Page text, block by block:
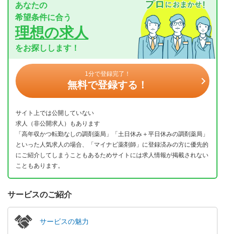
あなたの
希望条件に合う
理想の求人
をお探しします！
1分で登録完了！
無料で登録する！
サイト上では公開していない
求人（非公開求人）もあります
「高年収かつ転勤なしの調剤薬局」「土日休み＋平日休みの調剤薬局」
といった人気求人の場合、「マイナビ薬剤師」に登録済みの方に優先的
にご紹介してしまうこともあるためサイトには求人情報が掲載されない
こともあります。
サービスのご紹介
サービスの魅力